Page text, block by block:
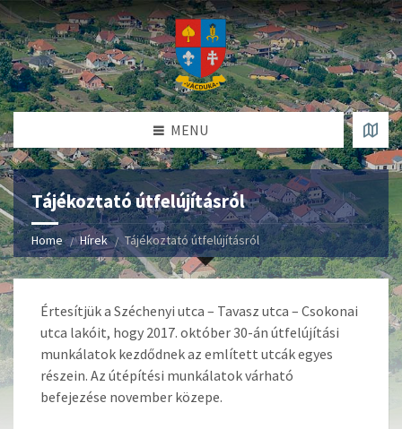
MENU
Tájékoztató útfelújításról
Home Hírek Tájékoztató útfelújításról
Értesítjük a Széchenyi utca – Tavasz utca – Csokonai
utca lakóit, hogy 2017. október 30-án útfelújítási
munkálatok kezdődnek az említett utcák egyes
részein. Az útépítési munkálatok várható
befejezése november közepe.